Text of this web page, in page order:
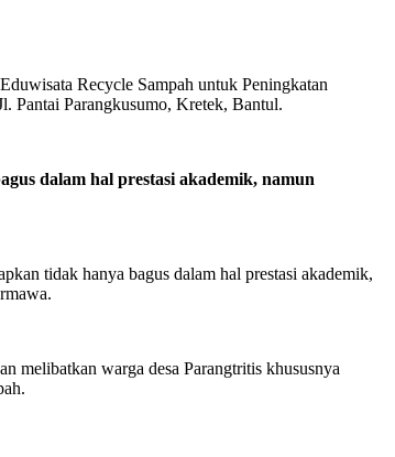
Recycle Sampah untuk Peningkatan
Pantai Parangkusumo, Kretek, Bantul.
dalam hal prestasi akademik, namun
tidak hanya bagus dalam hal prestasi akademik,
melibatkan warga desa Parangtritis khususnya